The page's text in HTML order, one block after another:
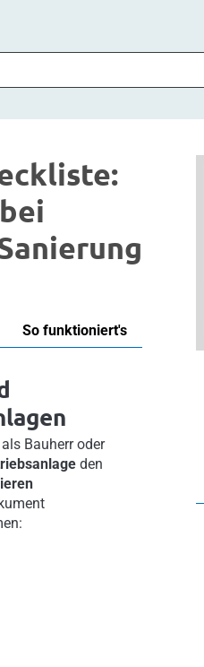
So funktioniert's
Bauherr oder
den